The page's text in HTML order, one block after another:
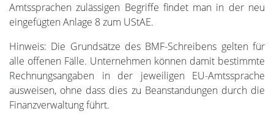
Amtssprachen zulässigen Begriffe findet man in der neu
eingefügten Anlage 8 zum UStAE.
Hinweis: Die Grundsätze des BMF-Schreibens gelten für
alle offenen Fälle. Unternehmen können damit bestimmte
Rechnungsangaben in der jeweiligen EU-Amtssprache
ausweisen, ohne dass dies zu Beanstandungen durch die
Finanzverwaltung führt.